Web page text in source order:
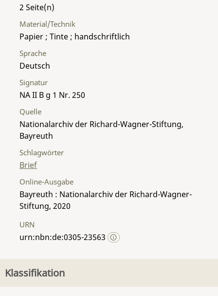
2
Material/Technik
Papier ; Tinte ; handschriftlich
Sprache
Deutsch
Signatur
NA II B g 1 Nr. 250
Quelle
Nationalarchiv der Richard-Wagner-Stiftung,
Bayreuth
Schlagwörter
Brief
Online-Ausgabe
Bayreuth : Nationalarchiv der Richard-Wagner-
Stiftung, 2020
URN
urn:nbn:de:0305-23563
Klassifikation